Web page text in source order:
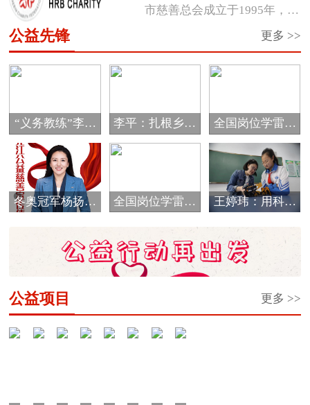
市慈善总会成立于1995年，是
更多 >>
公益先锋
“义务教练”李海
霞的公益情怀
冬奥冠军杨扬被
首...
李平：扎根乡村
教育 唱响爱的
全国岗位学雷锋
全国岗位学雷锋
标兵邰慧
王婷玮：用科技
的...
更多 >>
公益项目